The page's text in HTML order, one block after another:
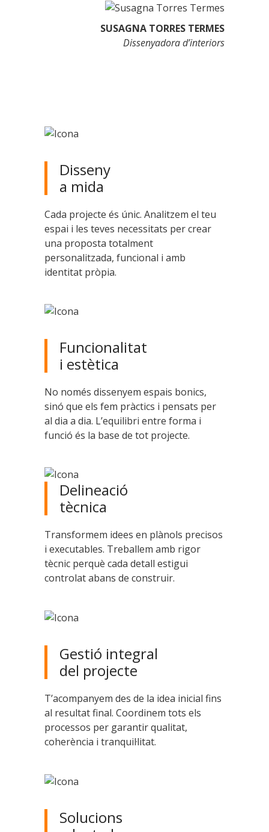
SUSAGNA TORRES TERMES
Dissenyadora d’interiors
Disseny
a mida
Cada projecte és únic. Analitzem el teu
espai i les teves necessitats per crear
una proposta totalment
personalitzada, funcional i amb
identitat pròpia.
Funcionalitat
i estètica
No només dissenyem espais bonics,
sinó que els fem pràctics i pensats per
al dia a dia. L’equilibri entre forma i
funció és la base de tot projecte.
Delineació
tècnica
Transformem idees en plànols precisos
i executables. Treballem amb rigor
tècnic perquè cada detall estigui
controlat abans de construir.
Gestió integral
del projecte
T’acompanyem des de la idea inicial fins
al resultat final. Coordinem tots els
processos per garantir qualitat,
coherència i tranquil·litat.
Solucions